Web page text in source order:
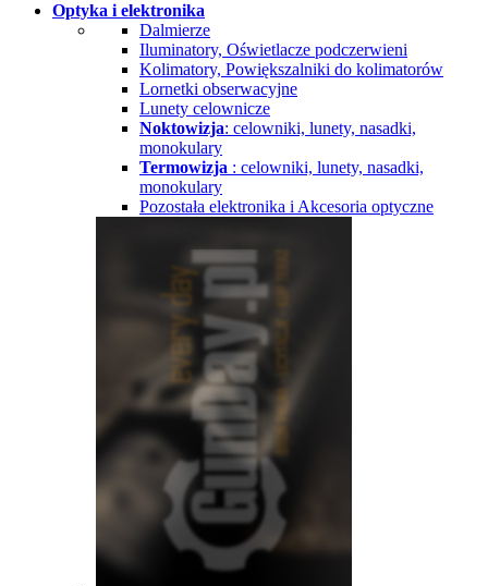
Optyka i elektronika
Dalmierze
Iluminatory, Oświetlacze podczerwieni
Kolimatory, Powiększalniki do kolimatorów
Lornetki obserwacyjne
Lunety celownicze
Noktowizja: celowniki, lunety, nasadki,
monokulary
Termowizja : celowniki, lunety, nasadki,
monokulary
Pozostała elektronika i Akcesoria optyczne